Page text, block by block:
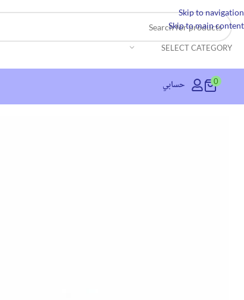
Skip to navigation
Skip to main content
SELECT CATEGORY
0 حسابي